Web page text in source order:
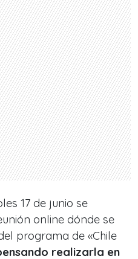
17 de junio se
online dónde se
programa de «Chile
realizarla en